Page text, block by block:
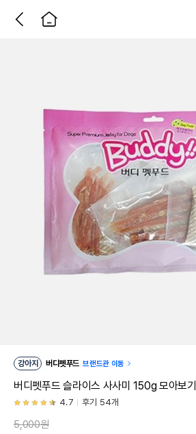
강아지 버디펫푸드 브랜드관 이동
버디펫푸드 슬라이스 사사미 150g 모아보기
4.7 후기 54개
5,000원